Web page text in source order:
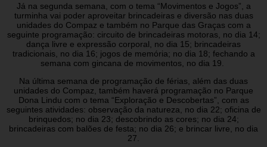
Já na segunda semana, com o tema “Movimentos e Jogos”, a
turminha vai poder aproveitar brincadeiras e diversão nas duas
unidades do Compaz e também no Parque das Graças com a
seguinte programação: circuito de brincadeiras motoras, no dia 14;
dança livre e expressão corporal, no dia 15; brincadeiras
tradicionais, no dia 16; jogos de memória; no dia 18; fechando a
semana com gincana de movimentos, no dia 19.
Na última semana de programação de férias, além das duas
unidades do Compaz, também haverá programação no Parque
Dona Lindu com o tema “Exploração e Descobertas”, com as
seguintes atividades: observação da natureza, no dia 22; oficina de
brinquedos; no dia 23; descobrindo as cores; no dia 24;
brincadeiras com balões de festa; no dia 26; e brincar livre, no dia
27.